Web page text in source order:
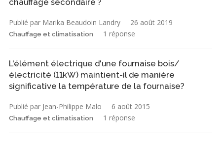
chauffage secondaire ?
Publié par Marika Beaudoin Landry 26 août 2019
Chauffage et climatisation 1 réponse
L'élément électrique d'une fournaise bois/
électricité (11kW) maintient-il de manière
significative la température de la fournaise?
Publié par Jean-Philippe Malo 6 août 2015
Chauffage et climatisation 1 réponse